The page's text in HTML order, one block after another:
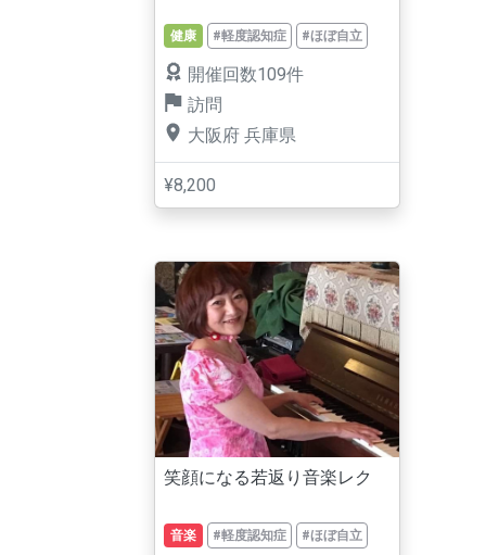
健康 #軽度認知症 #ほぼ自立
開催回数109件
訪問
大阪府 兵庫県
¥8,200
笑顔になる若返り音楽レク
音楽 #軽度認知症 #ほぼ自立